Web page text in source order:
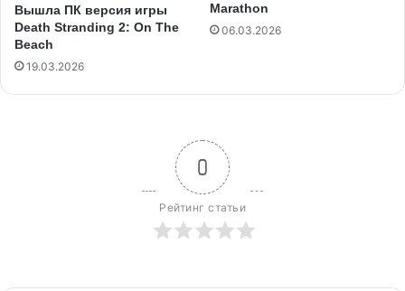
Вышла ПК версия игры
Death Stranding 2: On The
Beach
19.03.2026
Marathon
06.03.2026
0
Рейтинг статьи